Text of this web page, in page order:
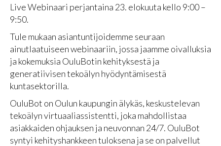
Live Webinaari perjantaina 23. elokuuta kello 9:00 –
9:50.
Tule mukaan asiantuntijoidemme seuraan
ainutlaatuiseen webinaariin, jossa jaamme oivalluksia
ja kokemuksia OuluBotin kehityksestä ja
generatiivisen tekoälyn hyödyntämisestä
kuntasektorilla.
OuluBot on Oulun kaupungin älykäs, keskustelevan
tekoälyn virtuaaliassistentti, joka mahdollistaa
asiakkaiden ohjauksen ja neuvonnan 24/7. OuluBot
syntyi kehityshankkeen tuloksena ja se on palvellut